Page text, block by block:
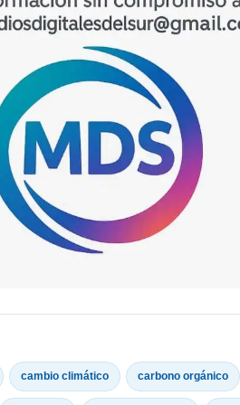
cambio climático carbono orgánico